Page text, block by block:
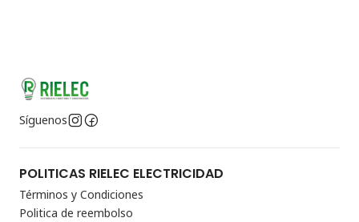
Síguenos
POLITICAS RIELEC ELECTRICIDAD
Términos y Condiciones
Politica de reembolso